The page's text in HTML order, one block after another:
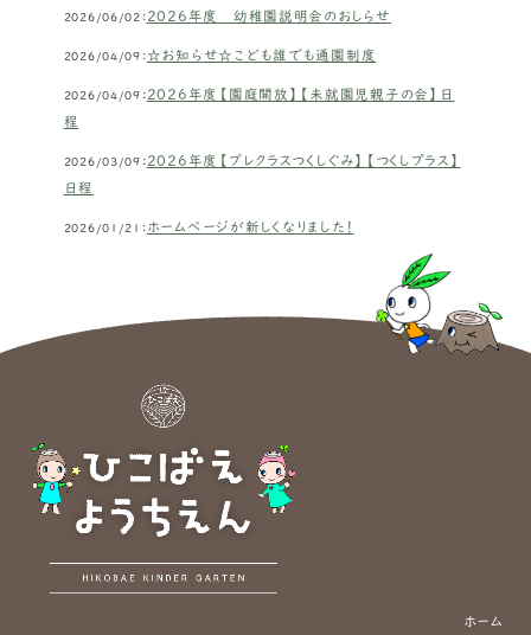
2026/06/02： 2026年度 幼稚園説明会のおしらせ
2026/04/09： ☆お知らせ☆こども誰でも通園制度
2026/04/09： 2026年度【園庭開放】【未就園児親子の会】日
程
2026/03/09： 2026年度【プレクラスつくしぐみ】【つくしプラス】
日程
2026/01/21： ホームページが新しくなりました！
ホーム